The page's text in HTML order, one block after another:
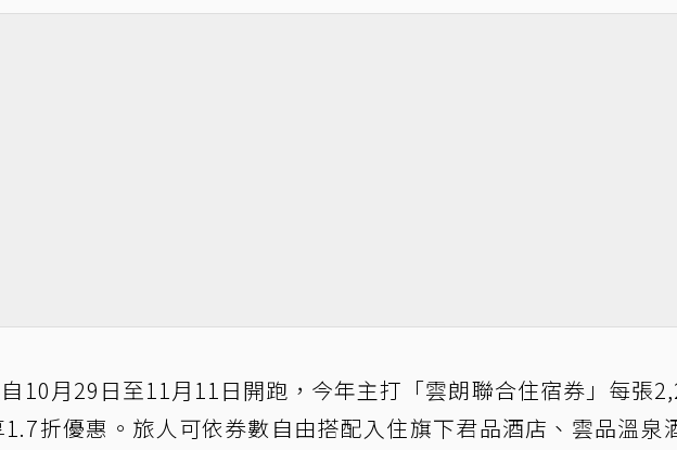
10月29日至11月11日開跑，今年主打「雲朗聯合住宿券」每張
折優惠。旅人可依券數自由搭配入住旗下君品酒店、雲品溫泉